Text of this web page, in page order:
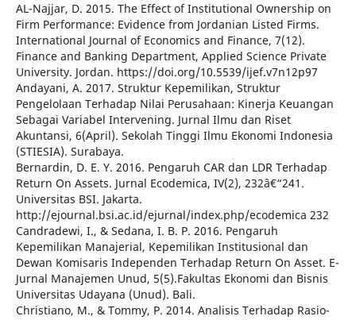
AL-Najjar, D. 2015. The Effect of Institutional Ownership on
Firm Performance: Evidence from Jordanian Listed Firms.
International Journal of Economics and Finance, 7(12).
Finance and Banking Department, Applied Science Private
University. Jordan. https://doi.org/10.5539/ijef.v7n12p97
Andayani, A. 2017. Struktur Kepemilikan, Struktur
Pengelolaan Terhadap Nilai Perusahaan: Kinerja Keuangan
Sebagai Variabel Intervening. Jurnal Ilmu dan Riset
Akuntansi, 6(April). Sekolah Tinggi Ilmu Ekonomi Indonesia
(STIESIA). Surabaya.
Bernardin, D. E. Y. 2016. Pengaruh CAR dan LDR Terhadap
Return On Assets. Jurnal Ecodemica, IV(2), 232â€“241.
Universitas BSI. Jakarta.
http://ejournal.bsi.ac.id/ejurnal/index.php/ecodemica 232
Candradewi, I., & Sedana, I. B. P. 2016. Pengaruh
Kepemilikan Manajerial, Kepemilikan Institusional dan
Dewan Komisaris Independen Terhadap Return On Asset. E-
Jurnal Manajemen Unud, 5(5).Fakultas Ekonomi dan Bisnis
Universitas Udayana (Unud). Bali.
Christiano, M., & Tommy, P. 2014. Analisis Terhadap Rasio-